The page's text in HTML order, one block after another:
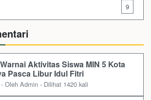
9
Aktivitas Siswa MIN 5 Kota
Pasca Libur Idul Fitri
Oleh Admin - Dilihat 1420 kali